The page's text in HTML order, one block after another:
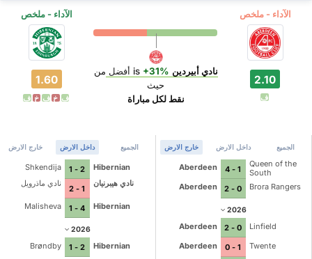
الآداء - ملخص الآداء - ملخص
1.60
ف خ ف خ ف
نادي أبيردين +31% أفضل من
حيث
نقط لكل مباراة
2.10
ف
الجميع داخل الارض خارج الارض
Shkendija 2 - 1
Hibernian
نادي ماذرويل
1 - 2
نادي هيبرنيان
Malisheva 4 - 1 Hibernian
2026
Brøndby 2 - 1 Hibernian
الجميع داخل الارض خارج الارض
Aberdeen 1 - 4
Queen of the
South
Aberdeen
0 - 2 Brora Rangers
2026
Aberdeen 0 - 2
Linfield
Aberdeen
1 - 0
Twente